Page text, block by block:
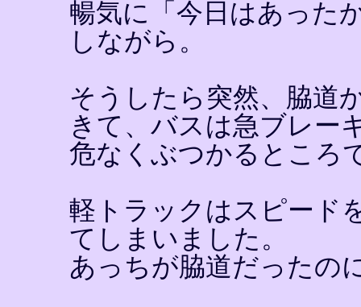
暢気に「今日はあった
しながら。
そうしたら突然、脇道
きて、バスは急ブレー
危なくぶつかるところ
軽トラックはスピード
てしまいました。
あっちが脇道だったの